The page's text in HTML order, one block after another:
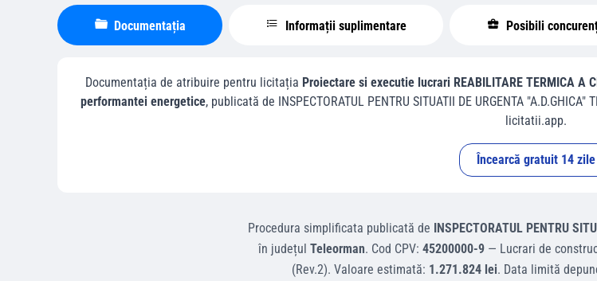
Documentația Informații suplimentare Posibili
Documentația de atribuire pentru licitația Proiectare si executie lucrari REABILITARE TERMICA A
performantei energetice, publicată de INSPECTORATUL PENTRU SITUATII DE URGENTA "A.D.GHICA"
licitatii.app.
Încearcă gratuit 14 zile
Procedura simplificata publicată de INSPECTORATUL PENTRU
în județul Teleorman. Cod CPV: 45200000-9 — Lucrari de
(Rev.2). Valoare estimată: 1.271.824 lei. Data limită